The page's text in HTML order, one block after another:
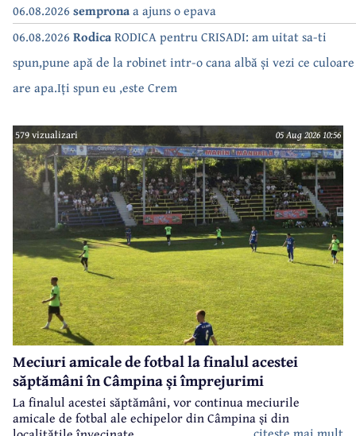
06.08.2026 sempronaa ajuns o epava
06.08.2026 RodicaRODICA pentru CRISADI: am uitat sa-ti
spun,pune apă de la robinet intr-o cana albă și vezi ce culoare
are apa.Iți spun eu ,este Crem
579 vizualizari 05 Aug 2026 10:56
Meciuri amicale de fotbal la finalul acestei
săptămâni în Câmpina și împrejurimi
La finalul acestei săptămâni, vor continua meciurile
amicale de fotbal ale echipelor din Câmpina și din